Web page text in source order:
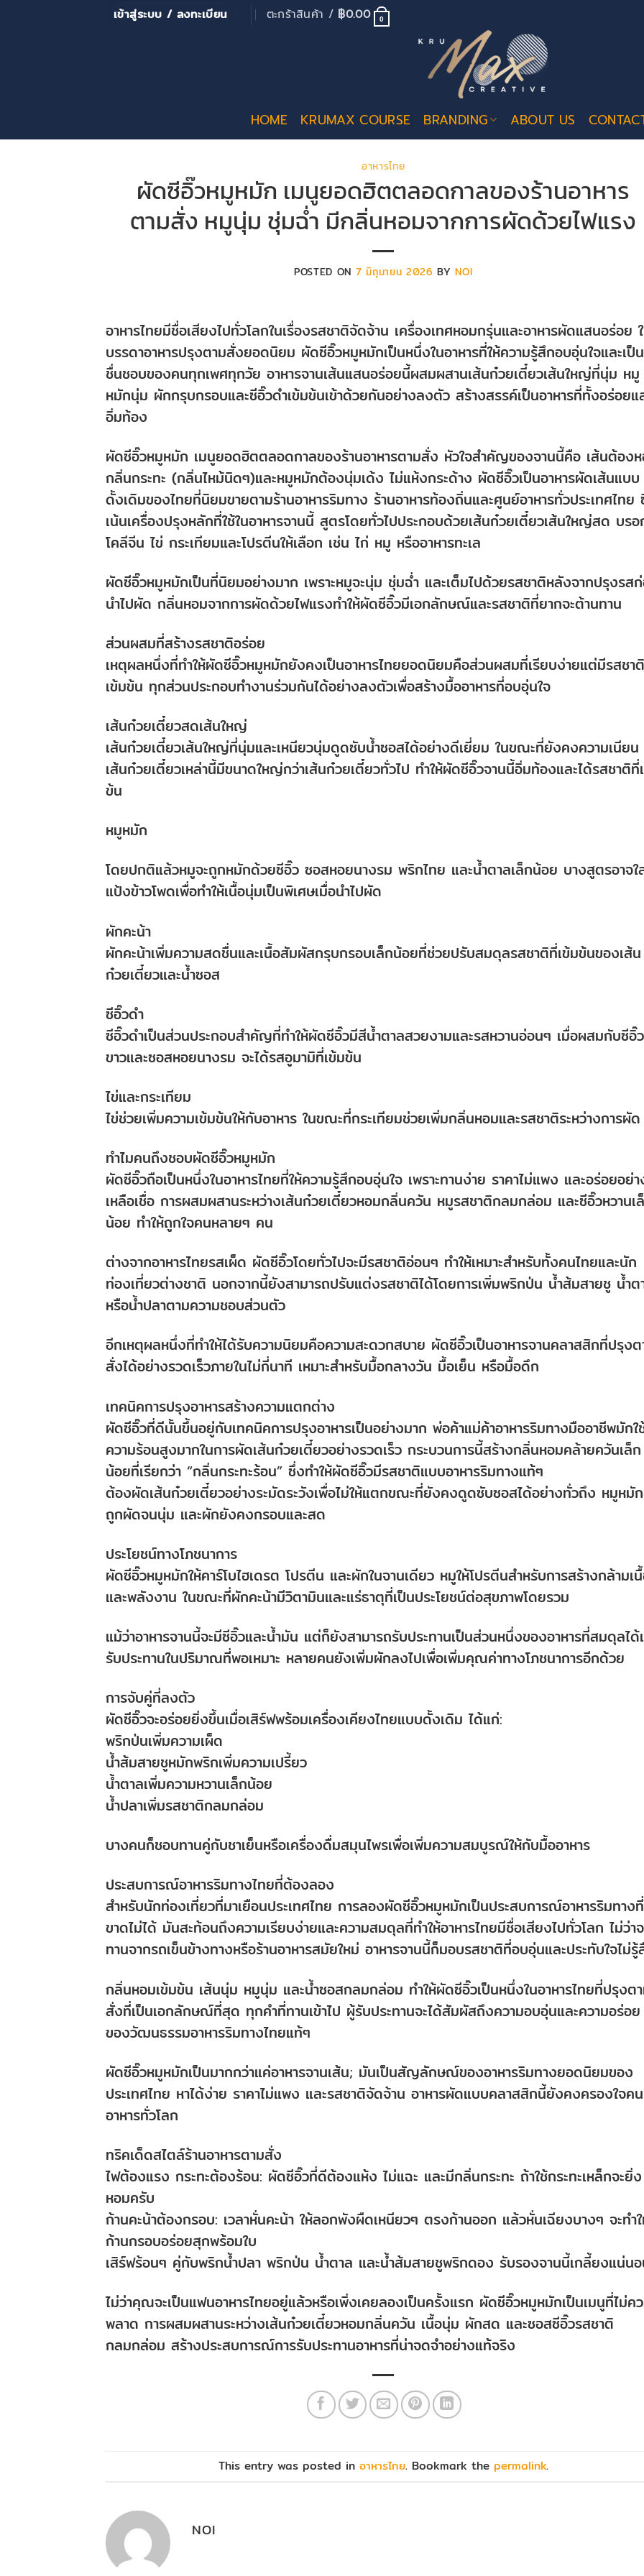
เข้าสู่ระบบ / ลงทะเบียน ตะกร้าสินค้า / ฿0.00 0
HOME KRUMAX COURSE BRANDING ABOUT US
อาหารไทย
ผัดซีอิ๊วหมูหมัก เมนูยอดฮิตตลอดกาลของร้านอาหาร
ตามสั่ง หมูนุ่ม ชุ่มฉ่ำ มีกลิ่นหอมจากการผัดด้วยไฟแรง
POSTED ON 7 มิถุนายน 2026 BYNOI
อาหารไทยมีชื่อเสียงไปทั่วโลกในเรื่องรสชาติจัดจ้าน เครื่องเทศหอมกรุ่นและอาหารผัดแสนอร่อย
บรรดาอาหารปรุงตามสั่งยอดนิยม ผัดซีอิ๊วหมูหมักเป็นหนึ่งในอาหารที่ให้ความรู้สึกอบอุ่นใจและเป็
ชื่นชอบของคนทุกเพศทุกวัย อาหารจานเส้นแสนอร่อยนี้ผสมผสานเส้นก๋วยเตี๋ยวเส้นใหญ่ที่นุ่ม หมู
หมักนุ่ม ผักกรุบกรอบและซีอิ๊วดำเข้มข้นเข้าด้วยกันอย่างลงตัว สร้างสรรค์เป็นอาหารที่ทั้งอร่อยแ
อิ่มท้อง
ผัดซีอิ๊วหมูหมัก เมนูยอดฮิตตลอดกาลของร้านอาหารตามสั่ง หัวใจสำคัญของจานนี้คือ เส้นต้อง
กลิ่นกระทะ (กลิ่นไหม้นิดๆ)และหมูหมักต้องนุ่มเด้ง ไม่แห้งกระด้าง ผัดซีอิ๊วเป็นอาหารผัดเส้นแบบ
ดั้งเดิมของไทยที่นิยมขายตามร้านอาหารริมทาง ร้านอาหารท้องถิ่นและศูนย์อาหารทั่วประเทศไทย
เน้นเครื่องปรุงหลักที่ใช้ในอาหารจานนี้ สูตรโดยทั่วไปประกอบด้วยเส้นก๋วยเตี๋ยวเส้นใหญ่สด บรอ
โคลีจีน ไข่ กระเทียมและโปรตีนให้เลือก เช่น ไก่ หมู หรืออาหารทะเล
ผัดซีอิ๊วหมูหมักเป็นที่นิยมอย่างมาก เพราะหมูจะนุ่ม ชุ่มฉ่ำ และเต็มไปด้วยรสชาติหลังจากปรุงรส
นำไปผัด กลิ่นหอมจากการผัดด้วยไฟแรงทำให้ผัดซีอิ๊วมีเอกลักษณ์และรสชาติที่ยากจะต้านทาน
ส่วนผสมที่สร้างรสชาติอร่อย
เหตุผลหนึ่งที่ทำให้ผัดซีอิ๊วหมูหมักยังคงเป็นอาหารไทยยอดนิยมคือส่วนผสมที่เรียบง่ายแต่มีรสชาติ
เข้มข้น ทุกส่วนประกอบทำงานร่วมกันได้อย่างลงตัวเพื่อสร้างมื้ออาหารที่อบอุ่นใจ
เส้นก๋วยเตี๋ยวสดเส้นใหญ่
เส้นก๋วยเตี๋ยวเส้นใหญ่ที่นุ่มและเหนียวนุ่มดูดซับน้ำซอสได้อย่างดีเยี่ยม ในขณะที่ยังคงความเนียน
เส้นก๋วยเตี๋ยวเหล่านี้มีขนาดใหญ่กว่าเส้นก๋วยเตี๋ยวทั่วไป ทำให้ผัดซีอิ๊วจานนี้อิ่มท้องและได้รสชาติที่
ข้น
หมูหมัก
โดยปกติแล้วหมูจะถูกหมักด้วยซีอิ๊ว ซอสหอยนางรม พริกไทย และน้ำตาลเล็กน้อย บางสูตรอาจใ
แป้งข้าวโพดเพื่อทำให้เนื้อนุ่มเป็นพิเศษเมื่อนำไปผัด
ผักคะน้า
ผักคะน้าเพิ่มความสดชื่นและเนื้อสัมผัสกรุบกรอบเล็กน้อยที่ช่วยปรับสมดุลรสชาติที่เข้มข้นของเส้น
ก๋วยเตี๋ยวและน้ำซอส
ซีอิ๊วดำ
ซีอิ๊วดำเป็นส่วนประกอบสำคัญที่ทำให้ผัดซีอิ๊วมีสีน้ำตาลสวยงามและรสหวานอ่อนๆ เมื่อผสมกับซีอิ๊ว
ขาวและซอสหอยนางรม จะได้รสอูมามิที่เข้มข้น
ไข่และกระเทียม
ไข่ช่วยเพิ่มความเข้มข้นให้กับอาหาร ในขณะที่กระเทียมช่วยเพิ่มกลิ่นหอมและรสชาติระหว่างการผัด
ทำไมคนถึงชอบผัดซีอิ๊วหมูหมัก
ผัดซีอิ๊วถือเป็นหนึ่งในอาหารไทยที่ให้ความรู้สึกอบอุ่นใจ เพราะทานง่าย ราคาไม่แพง และอร่อยอย่า
เหลือเชื่อ การผสมผสานระหว่างเส้นก๋วยเตี๋ยวหอมกลิ่นควัน หมูรสชาติกลมกล่อม และซีอิ๊วหวานเ
น้อย ทำให้ถูกใจคนหลายๆ คน
ต่างจากอาหารไทยรสเผ็ด ผัดซีอิ๊วโดยทั่วไปจะมีรสชาติอ่อนๆ ทำให้เหมาะสำหรับทั้งคนไทยและนัก
ท่องเที่ยวต่างชาติ นอกจากนี้ยังสามารถปรับแต่งรสชาติได้โดยการเพิ่มพริกป่น น้ำส้มสายชู น้ำต
หรือน้ำปลาตามความชอบส่วนตัว
อีกเหตุผลหนึ่งที่ทำให้ได้รับความนิยมคือความสะดวกสบาย ผัดซีอิ๊วเป็นอาหารจานคลาสสิกที่ปรุงต
สั่งได้อย่างรวดเร็วภายในไม่กี่นาที เหมาะสำหรับมื้อกลางวัน มื้อเย็น หรือมื้อดึก
เทคนิคการปรุงอาหารสร้างความแตกต่าง
ผัดซีอิ๊วที่ดีนั้นขึ้นอยู่กับเทคนิคการปรุงอาหารเป็นอย่างมาก พ่อค้าแม่ค้าอาหารริมทางมืออาชีพมักใ
ความร้อนสูงมากในการผัดเส้นก๋วยเตี๋ยวอย่างรวดเร็ว กระบวนการนี้สร้างกลิ่นหอมคล้ายควันเล็ก
น้อยที่เรียกว่า “กลิ่นกระทะร้อน” ซึ่งทำให้ผัดซีอิ๊วมีรสชาติแบบอาหารริมทางแท้ๆ
ต้องผัดเส้นก๋วยเตี๋ยวอย่างระมัดระวังเพื่อไม่ให้แตกขณะที่ยังคงดูดซับซอสได้อย่างทั่วถึง หมูหมัก
ถูกผัดจนนุ่ม และผักยังคงกรอบและสด
ประโยชน์ทางโภชนาการ
ผัดซีอิ๊วหมูหมักให้คาร์โบไฮเดรต โปรตีน และผักในจานเดียว หมูให้โปรตีนสำหรับการสร้างกล้ามเ
และพลังงาน ในขณะที่ผักคะน้ามีวิตามินและแร่ธาตุที่เป็นประโยชน์ต่อสุขภาพโดยรวม
แม้ว่าอาหารจานนี้จะมีซีอิ๊วและน้ำมัน แต่ก็ยังสามารถรับประทานเป็นส่วนหนึ่งของอาหารที่สมดุลได้
รับประทานในปริมาณที่พอเหมาะ หลายคนยังเพิ่มผักลงไปเพื่อเพิ่มคุณค่าทางโภชนาการอีกด้วย
การจับคู่ที่ลงตัว
ผัดซีอิ๊วจะอร่อยยิ่งขึ้นเมื่อเสิร์ฟพร้อมเครื่องเคียงไทยแบบดั้งเดิม ได้แก่:
พริกป่นเพิ่มความเผ็ด
น้ำส้มสายชูหมักพริกเพิ่มความเปรี้ยว
น้ำตาลเพิ่มความหวานเล็กน้อย
น้ำปลาเพิ่มรสชาติกลมกล่อม
บางคนก็ชอบทานคู่กับชาเย็นหรือเครื่องดื่มสมุนไพรเพื่อเพิ่มความสมบูรณ์ให้กับมื้ออาหาร
ประสบการณ์อาหารริมทางไทยที่ต้องลอง
สำหรับนักท่องเที่ยวที่มาเยือนประเทศไทย การลองผัดซีอิ๊วหมูหมักเป็นประสบการณ์อาหารริมทางที่
ขาดไม่ได้ มันสะท้อนถึงความเรียบง่ายและความสมดุลที่ทำให้อาหารไทยมีชื่อเสียงไปทั่วโลก ไม่ว่า
ทานจากรถเข็นข้างทางหรือร้านอาหารสมัยใหม่ อาหารจานนี้ก็มอบรสชาติที่อบอุ่นและประทับใจไม่รู้
กลิ่นหอมเข้มข้น เส้นนุ่ม หมูนุ่ม และน้ำซอสกลมกล่อม ทำให้ผัดซีอิ๊วเป็นหนึ่งในอาหารไทยที่ปรุงต
สั่งที่เป็นเอกลักษณ์ที่สุด ทุกคำที่ทานเข้าไป ผู้รับประทานจะได้สัมผัสถึงความอบอุ่นและความอร่อย
ของวัฒนธรรมอาหารริมทางไทยแท้ๆ
ผัดซีอิ๊วหมูหมักเป็นมากกว่าแค่อาหารจานเส้น; มันเป็นสัญลักษณ์ของอาหารริมทางยอดนิยมของ
ประเทศไทย หาได้ง่าย ราคาไม่แพง และรสชาติจัดจ้าน อาหารผัดแบบคลาสสิกนี้ยังคงครองใจค
อาหารทั่วโลก
ทริคเด็ดสไตล์ร้านอาหารตามสั่ง
ไฟต้องแรง กระทะต้องร้อน: ผัดซีอิ๊วที่ดีต้องแห้ง ไม่แฉะ และมีกลิ่นกระทะ ถ้าใช้กระทะเหล็กจะยิ่ง
หอมครับ
ก้านคะน้าต้องกรอบ: เวลาหั่นคะน้า ให้ลอกพังผืดเหนียวๆ ตรงก้านออก แล้วหั่นเฉียงบางๆ จะทำ
ก้านกรอบอร่อยสุกพร้อมใบ
เสิร์ฟร้อนๆ คู่กับพริกน้ำปลา พริกป่น น้ำตาล และน้ำส้มสายชูพริกดอง รับรองจานนี้เกลี้ยงแน่น
ไม่ว่าคุณจะเป็นแฟนอาหารไทยอยู่แล้วหรือเพิ่งเคยลองเป็นครั้งแรก ผัดซีอิ๊วหมูหมักเป็นเมนูที่ไม่ค
พลาด การผสมผสานระหว่างเส้นก๋วยเตี๋ยวหอมกลิ่นควัน เนื้อนุ่ม ผักสด และซอสซีอิ๊วรสชาติ
กลมกล่อม สร้างประสบการณ์การรับประทานอาหารที่น่าจดจำอย่างแท้จริง
This entry was posted in อาหารไทย. Bookmark the permalink.
NOI